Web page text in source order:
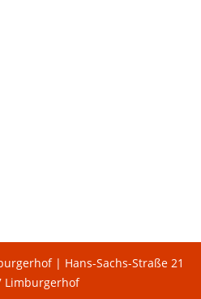
| Hans-Sachs-Straße 21
Limburgerhof